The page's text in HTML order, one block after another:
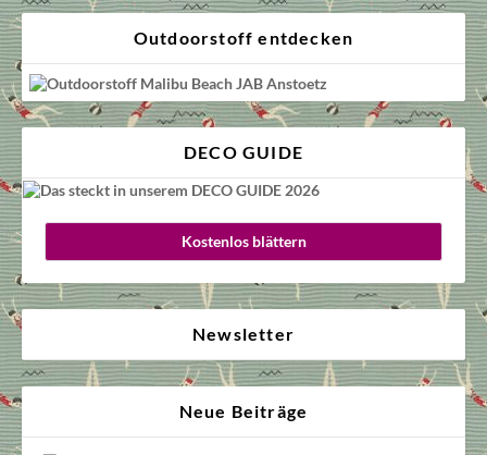
Outdoorstoff entdecken
DECO GUIDE
Kostenlos blättern
Newsletter
Neue Beiträge